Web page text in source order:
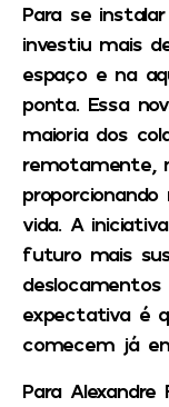
Para se
investiu mais
espaço e na
ponta. Essa
maioria dos
remotamente,
vida. A
futuro mais
expectativa é
comecem já
Para Alexandre